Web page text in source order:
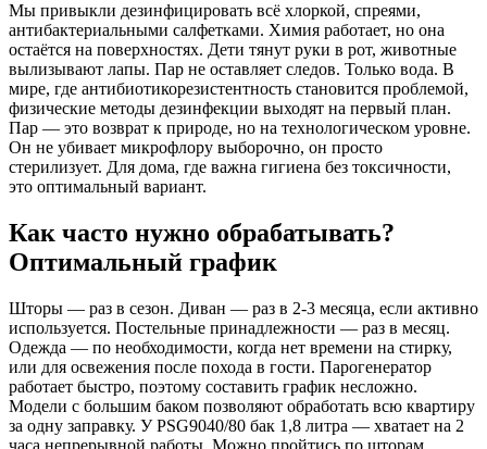
Мы привыкли дезинфицировать всё хлоркой, спреями,
антибактериальными салфетками. Химия работает, но она
остаётся на поверхностях. Дети тянут руки в рот, животные
вылизывают лапы. Пар не оставляет следов. Только вода. В
мире, где антибиотикорезистентность становится проблемой,
физические методы дезинфекции выходят на первый план.
Пар — это возврат к природе, но на технологическом уровне.
Он не убивает микрофлору выборочно, он просто
стерилизует. Для дома, где важна гигиена без токсичности,
это оптимальный вариант.
Как часто нужно обрабатывать?
Оптимальный график
Шторы — раз в сезон. Диван — раз в 2-3 месяца, если активно
используется. Постельные принадлежности — раз в месяц.
Одежда — по необходимости, когда нет времени на стирку,
или для освежения после похода в гости. Парогенератор
работает быстро, поэтому составить график несложно.
Модели с большим баком позволяют обработать всю квартиру
за одну заправку. У PSG9040/80 бак 1,8 литра — хватает на 2
часа непрерывной работы. Можно пройтись по шторам,